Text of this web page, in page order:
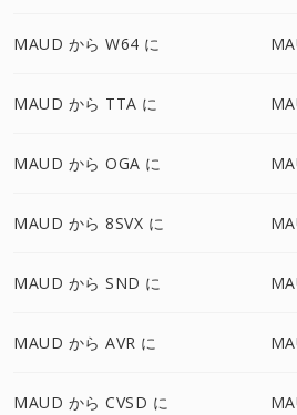
MAUD から W64 に
MAUD から TTA に
MAUD から OGA に
MAUD から 8SVX に
MAUD から SND に
MAUD から AVR に
MAUD から CVSD に